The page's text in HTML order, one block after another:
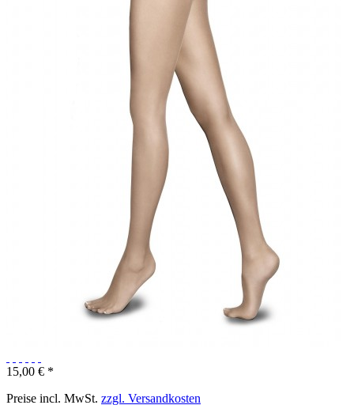
15,00 € *
Preise incl. MwSt. zzgl. Versandkosten